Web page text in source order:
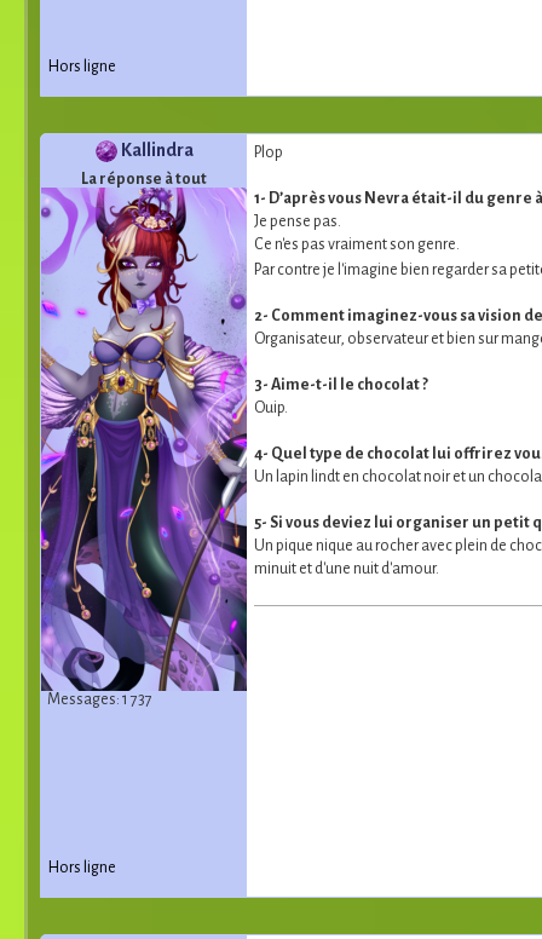
Hors ligne
Kallindra
La réponse à tout
Messages: 1 737
Plop
1- D’après vous Nevra était-il du genre
Je pense pas.
Ce n'es pas vraiment son genre.
Par contre je l'imagine bien regarder sa
2- Comment imaginez-vous sa vision
Organisateur, observateur et bien sur
3- Aime-t-il le chocolat ?
Ouip.
4- Quel type de chocolat lui offrirez
Un lapin lindt en chocolat noir et un
5- Si vous deviez lui organiser un petit
Un pique nique au rocher avec plein de
minuit et d'une nuit d'amour.
Hors ligne